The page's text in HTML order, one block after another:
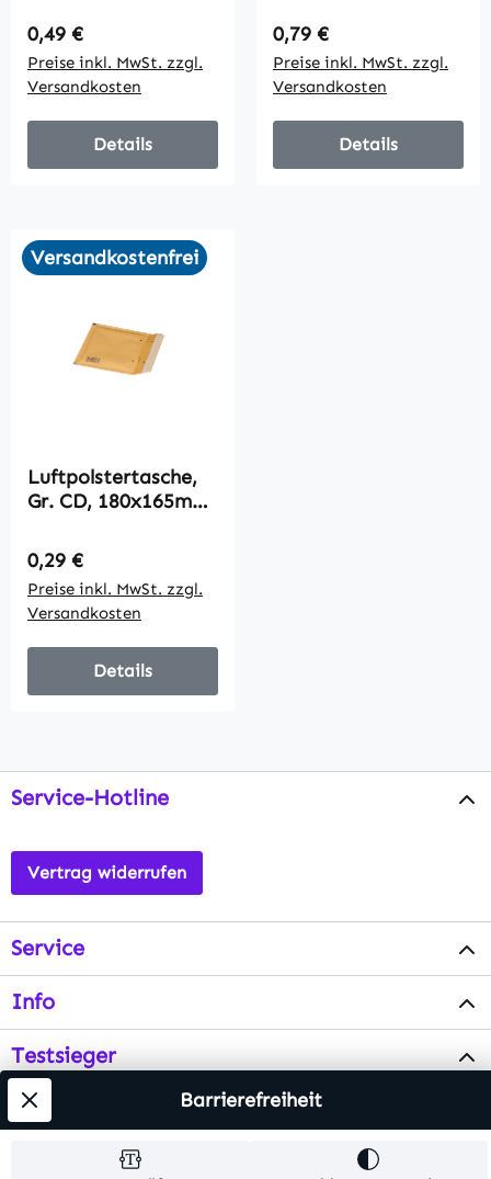
Regulärer Preis:
0,49 €
Preise inkl. MwSt. zzgl.
Versandkosten
Details
Regulärer Preis:
0,79 €
Preise inkl. MwSt. zzgl.
Versandkosten
Details
Versandkostenfrei
Luftpolstertasche,
Gr. CD, 180x165mm,
Regulärer Preis:
0,29 €
Preise inkl. MwSt. zzgl.
Versandkosten
Details
Service-Hotline
Vertrag widerrufen
Service
Info
Testsieger
Alle Preise inkl. gesetzl. Mehrwertsteuer zzgl.
Versandkosten
. Alle Artikelangaben sind
Barrierefreiheit